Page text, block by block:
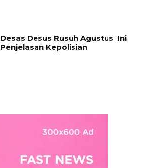
Desas Desus Rusuh Agustus Ini
Penjelasan Kepolisian